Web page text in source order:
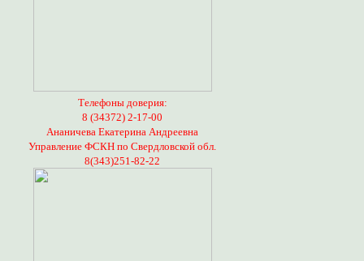
Телефоны доверия:
8 (34372) 2-17-00
Ананичева Екатерина Андреевна
Управление ФСКН по Свердловской обл.
8(343)251-82-22